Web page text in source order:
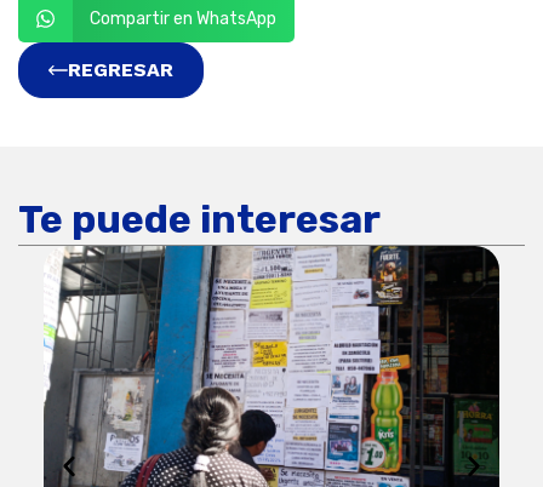
Compartir en WhatsApp
REGRESAR
Te puede interesar